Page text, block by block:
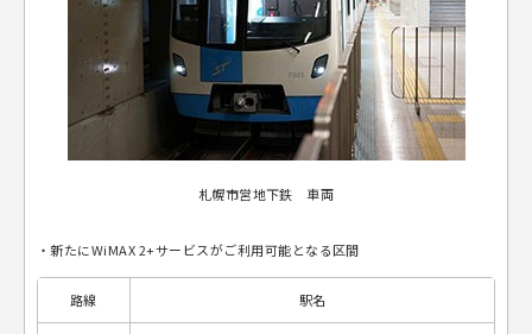
札幌市営地下鉄 車両
・新たにWiMAX 2+サービスがご利用可能となる区間
路線 駅名